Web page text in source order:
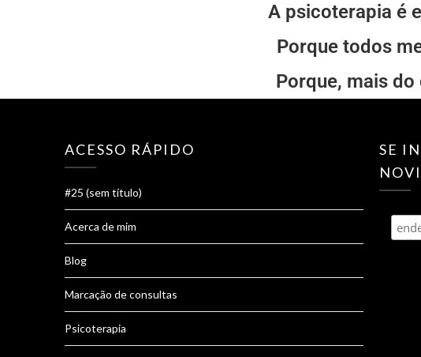
A psicoterapia é
Porque todos
Porque, mais
ACESSO RÁPIDO
#25 (sem título)
Acerca de mim
Blog
Marcação de consultas
Psicoterapia
SE